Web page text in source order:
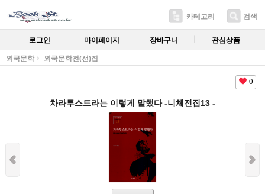
카테고리 검색
로그인 마이페이지 장바구니 관심상품
외국문학 외국문학전(선)집
0
차라투스트라는 이렇게 말했다 -니체전집13 -